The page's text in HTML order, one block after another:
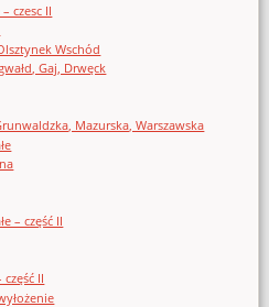
czesc II
Wschód
Gaj, Drwęck
Mazurska, Warszawska
– część II
II